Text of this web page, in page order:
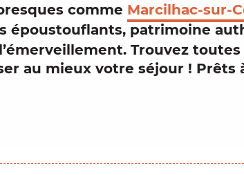
comme Marcilhac-sur-
époustouflants, patrimoine
Trouvez toutes
au mieux votre séjour ! Prêts